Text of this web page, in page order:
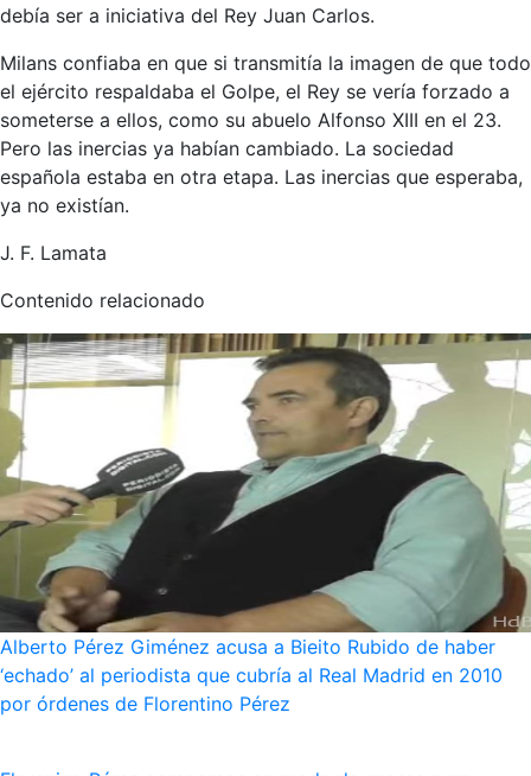
debía ser a iniciativa del Rey Juan Carlos.
Milans confiaba en que si transmitía la imagen de que todo
el ejército respaldaba el Golpe, el Rey se vería forzado a
someterse a ellos, como su abuelo Alfonso XIII en el 23.
Pero las inercias ya habían cambiado. La sociedad
española estaba en otra etapa. Las inercias que esperaba,
ya no existían.
J. F. Lamata
Contenido relacionado
Alberto Pérez Giménez acusa a Bieito Rubido de haber
‘echado’ al periodista que cubría al Real Madrid en 2010
por órdenes de Florentino Pérez